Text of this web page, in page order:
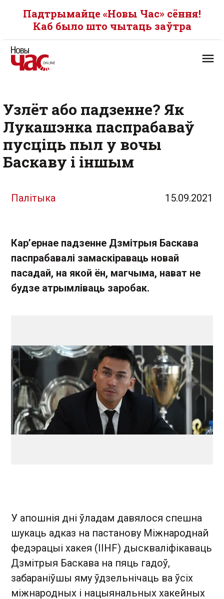
Падтрымайце «Новы Час» сёння!
Каб было што чытаць заўтра
Узлёт або падзенне? Як
Лукашэнка паспрабаваў
пусціць пыл у вочы
Баскаву і іншым
Палітыка 15.09.2021
Кар’ернае падзенне Дзмітрыя Баскава
паспрабавалі замаскіраваць новай
пасадай, на якой ён, магчыма, нават не
будзе атрымліваць заробак.
У апошнія дні ўладам давялося спешна
шукаць адказ на пастанову Міжнароднай
федэрацыі хакея (IIHF) дыскваліфікаваць
Дзмітрыя Баскава на пяць гадоў,
забараніўшы яму ўдзельнічаць ва ўсіх
міжнародных і нацыянальных хакейных